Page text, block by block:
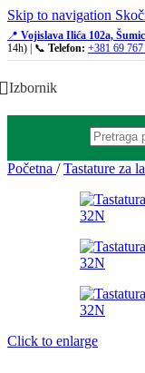
Skip to navigation
📍 Vojislava Ilića 102a,
14h) | 📞 Telefon: +381 69
Izbornik
Početna / Tastature za
Click to enlarge